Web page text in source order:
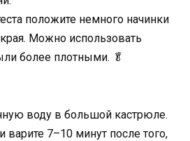
положите немного начинки
Можно использовать
более плотными. 🥬
воду в большой кастрюле.
варите 7–10 минут после того,